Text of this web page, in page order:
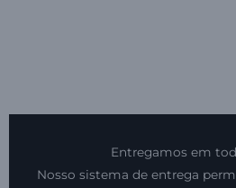
Entregamos em
Nosso sistema de entrega